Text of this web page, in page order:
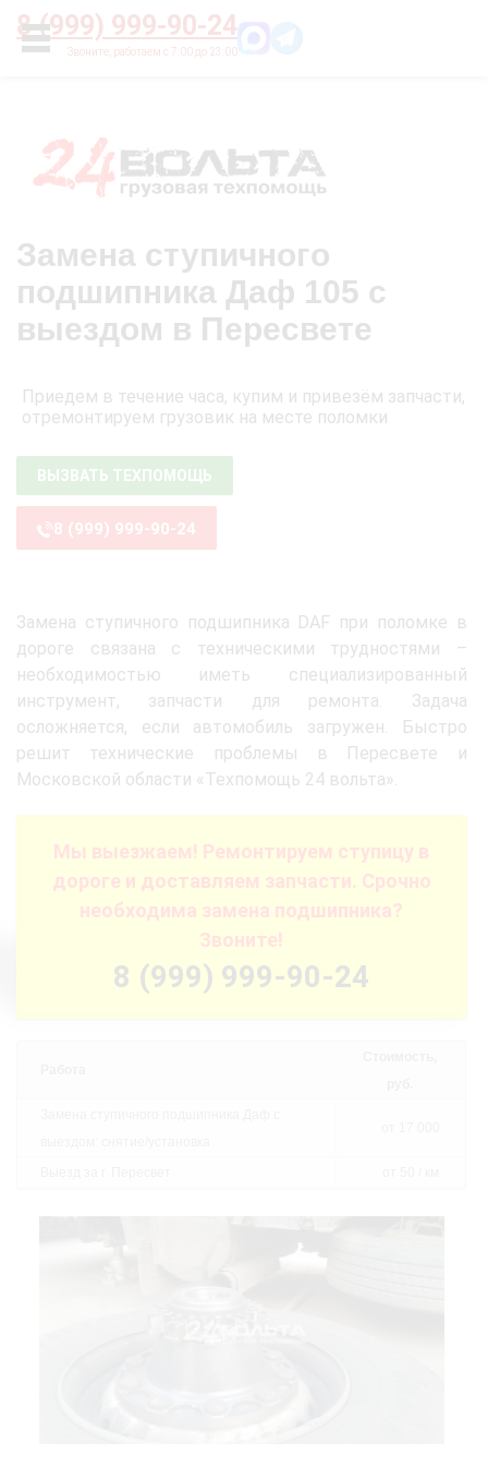
8 (999) 999-90-24
УСЛУГИ
Главная О нас Цены
Замена ступичного
подшипника Даф 105 с
выездом в Пересвете
Приедем в течение часа, купим и привезём запчасти,
отремонтируем грузовик на месте поломки
ВЫЗВАТЬ ТЕХПОМОЩЬ
8 (999) 999-90-24
Замена ступичного подшипника DAF при поломке в
дороге связана с техническими трудностями –
необходимостью иметь специализированный
инструмент, запчасти для ремонта. Задача
осложняется, если автомобиль загружен. Быстро
решит технические проблемы в Пересвете и
Московской области «Техпомощь 24 вольта».
Мы выезжаем! Ремонтируем ступицу в
дороге и доставляем запчасти. Срочно
необходима замена подшипника?
Звоните!
8 (999) 999-90-24